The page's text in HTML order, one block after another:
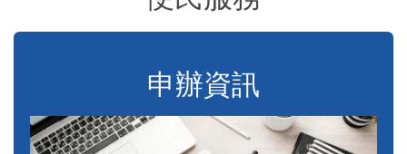
申辦資訊